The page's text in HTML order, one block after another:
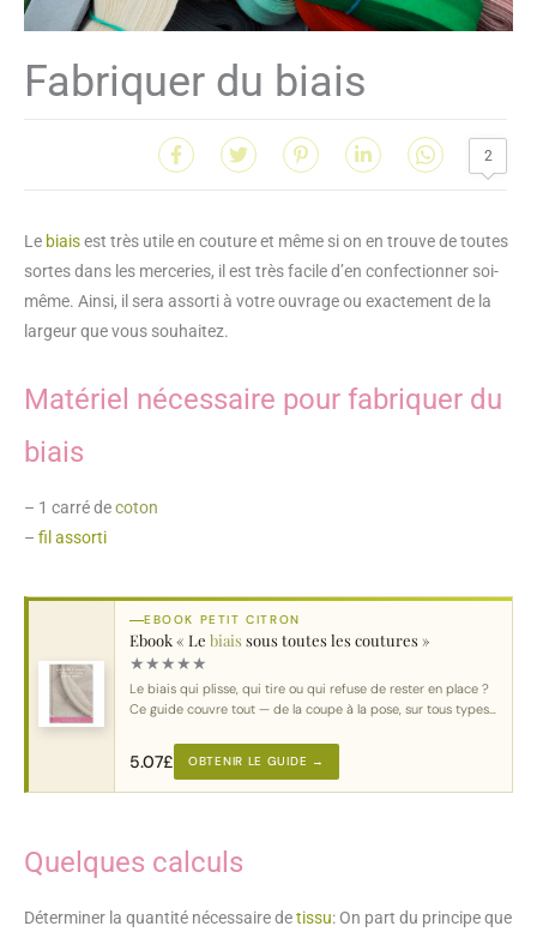
Fabriquer du biais
2
Le biaisest très utile en couture et même si on en trouve de toutes
sortes dans les merceries, il est très facile d’en confectionner soi-
même. Ainsi, il sera assorti à votre ouvrage ou exactement de la
largeur que vous souhaitez.
Matériel nécessaire pour fabriquer du
biais
– 1 carré decoton
– fil assorti
EBOOK PETIT CITRON
Ebook « Le biaissous toutes les coutures »
★★★★★
Le biais qui plisse, qui tire ou qui refuse de rester en place ?
Ce guide couvre tout — de la coupe à la pose, sur tous types
5.07£ OBTENIR LE GUIDE →
Quelques calculs
Déterminer la quantité nécessaire detissu: On part du principe que